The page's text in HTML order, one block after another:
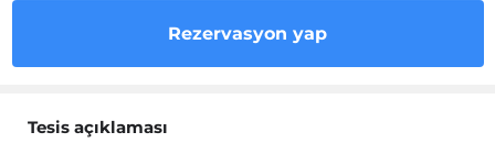
Rezervasyon yap
Tesis açıklaması